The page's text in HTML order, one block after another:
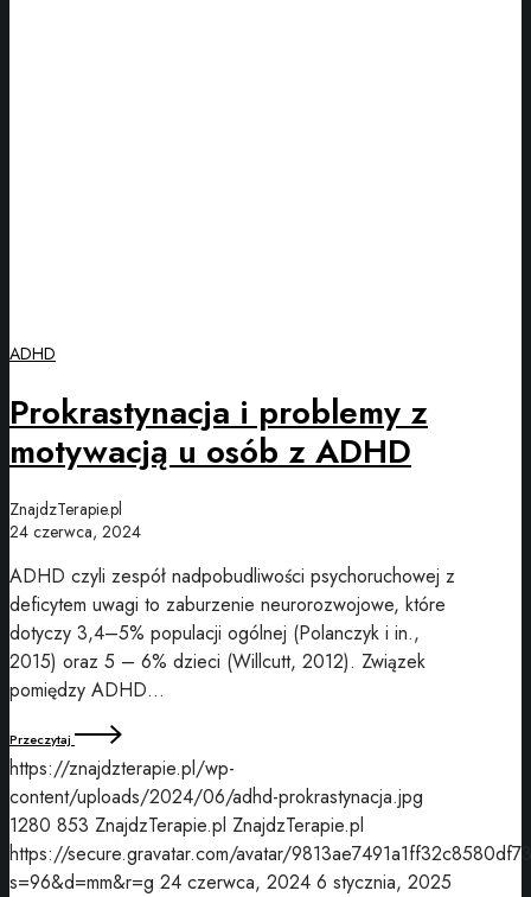
ADHD
Prokrastynacja i problemy z
motywacją u osób z ADHD
ZnajdzTerapie.pl
24 czerwca, 2024
ADHD czyli zespół nadpobudliwości psychoruchowej z
deficytem uwagi to zaburzenie neurorozwojowe, które
dotyczy 3,4–5% populacji ogólnej (Polanczyk i in.,
2015) oraz 5 – 6% dzieci (Willcutt, 2012). Związek
pomiędzy ADHD…
Przeczytaj
https://znajdzterapie.pl/wp-
content/uploads/2024/06/adhd-prokrastynacja.jpg
1280 853 ZnajdzTerapie.pl ZnajdzTerapie.pl
https://secure.gravatar.com/avatar/
s=96&d=mm&r=g 24 czerwca, 2024 6 stycznia, 2025